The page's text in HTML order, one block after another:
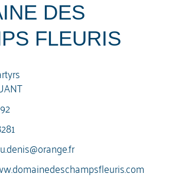
DES
FLEURIS